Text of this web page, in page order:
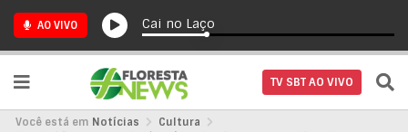
AO VIVO Cai no Laço
TV SBT AO VIVO
Você está em Notícias
Cultura